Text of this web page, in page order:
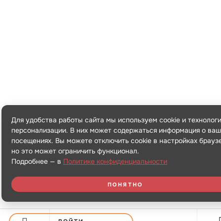
Для удобства работы сайта мы используем cookie и
персонализации. В них может содержаться информация о
посещениях. Вы можете отключить cookie в настройках
но это может ограничить функционал.
Подробнее — в Политике конфиденциальности
ПОНЯТНО